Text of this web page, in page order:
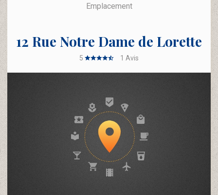
Emplacement
12 Rue Notre Dame de Lorette
5 1 Avis